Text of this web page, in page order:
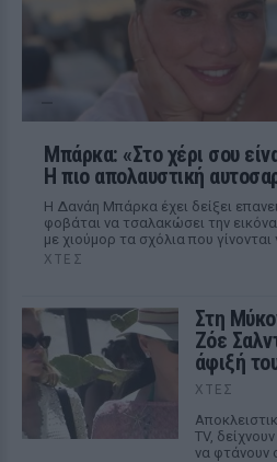
Μπάρκα: «Στο χέρι σου
Η πιο απολαυστική
Η Δανάη Μπάρκα έχει δείξει
φοβάται να τσαλακώσει την εικόνα
με χιούμορ τα σχόλια που γίνονται
ΧΤΕΣ
Στη
Ζόε
άφιξή
ΧΤΕΣ
TV,
να φτάνουν